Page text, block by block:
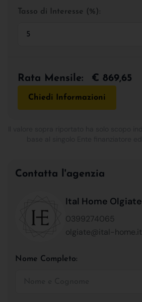
Tasso di Interesse (%):
Rata Mensile: € 869,65
Chiedi Informazioni
Contatta l'agenzia
Ital Home Olgiate
0399274065
olgiate@ital-home.it
Nome Completo: